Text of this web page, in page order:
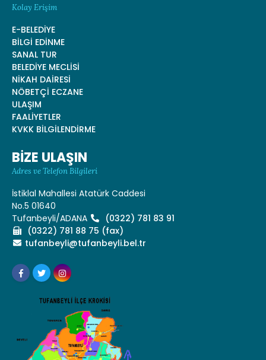
Kolay Erişim
E-BELEDİYE
BİLGİ EDİNME
SANAL TUR
BELEDİYE MECLİSİ
NİKAH DAİRESİ
NÖBETÇİ ECZANE
ULAŞIM
FAALİYETLER
KVKK BİLGİLENDİRME
BİZE ULAŞIN
Adres ve Telefon Bilgileri
İstiklal Mahallesi Atatürk Caddesi
No.5 01640
Tufanbeyli/ADANA
(0322) 781 83 91
(0322) 781 88 75 (fax)
tufanbeyli@tufanbeyli.bel.tr